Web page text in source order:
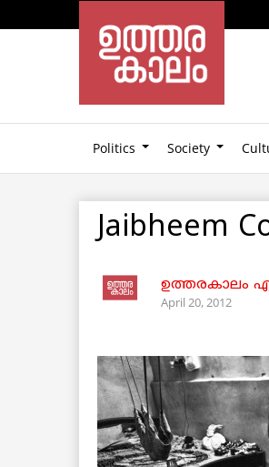
Politics Society
Jaibheem
ഉത്തരകാലം
April 20, 2012